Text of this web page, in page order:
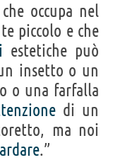
occupa nel
piccolo e che
estetiche può
insetto o un
o una farfalla
di un
ma noi
.”